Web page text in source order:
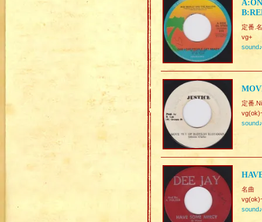
定番.
vg+
sound♪
定番
sound♪
名曲
sound♪